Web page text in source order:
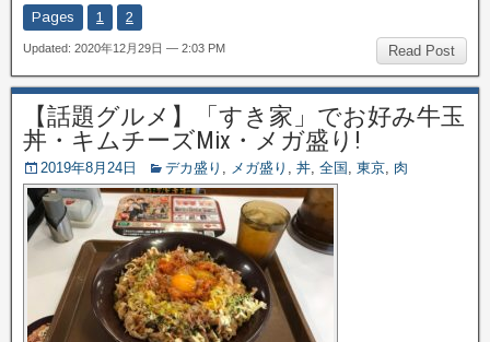
Pages 1 2
Read Post
Updated: 2020年12月29日 — 2:03 PM
【話題グルメ】「すき家」でお好み牛玉
丼・キムチーズMix・メガ盛り!
2019年8月24日 デカ盛り , メガ盛り , 丼, 全国 , 東京, 肉